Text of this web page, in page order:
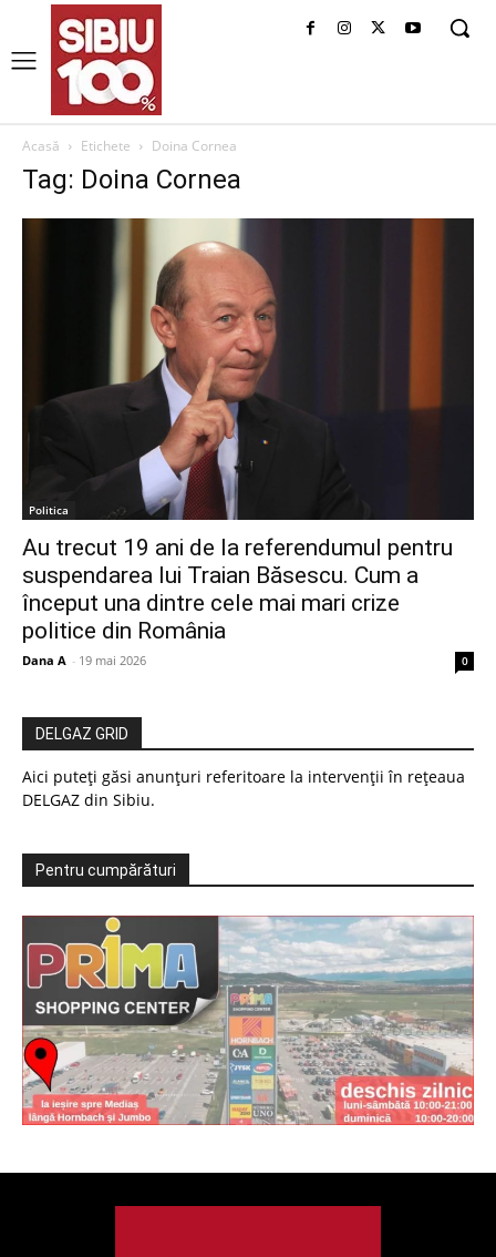
Acasă Etichete Doina Cornea
Tag: Doina Cornea
Politica
Au trecut 19 ani de la referendumul pentru
suspendarea lui Traian Băsescu. Cum a
început una dintre cele mai mari crize
politice din România
Dana A - 19 mai 2026 0
DELGAZ GRID
Aici puteți găsi anunțuri referitoare la intervenții în rețeaua
DELGAZ din Sibiu.
Pentru cumpărături